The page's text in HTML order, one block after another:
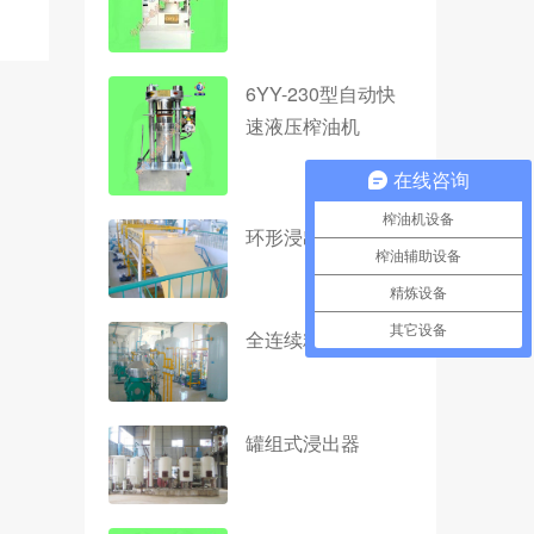
6YY-230型自动快
速液压榨油机
环形浸出器
全连续精炼设备
罐组式浸出器
在线咨询
榨油机设备
榨油辅助设备
精炼设备
其它设备